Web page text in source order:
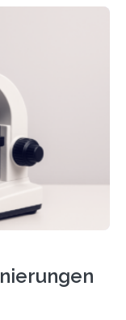
die
der
sie auch in
Hentschel-
Geehrt
oder eine
zum Thema